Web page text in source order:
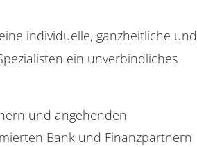
individuelle, ganzheitliche und
ein unverbindliches
und angehenden
Bank und Finanzpartnern